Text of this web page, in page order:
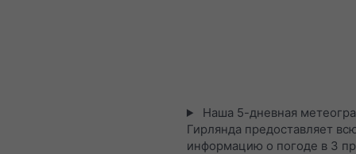
Наша 5-дневная
Гирлянда предоставляет
информацию о погоде в 3